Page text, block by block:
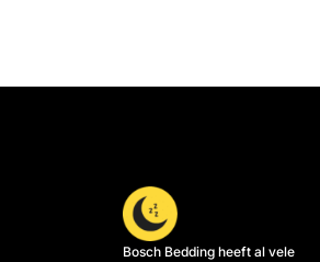
Bosch Bedding heeft al vele